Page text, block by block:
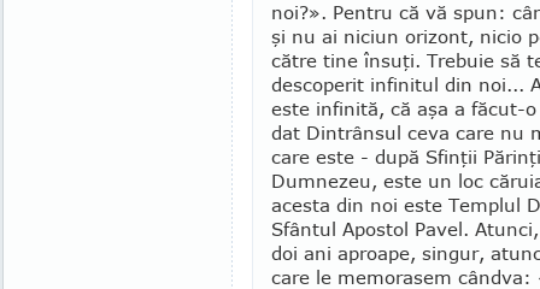
noi?». Pentru că vă spun:
şi nu ai niciun orizont, nicio
către tine însuţi. Trebuie să
descoperit infinitul din noi...
este infinită, că aşa a făcut-
dat Dintrânsul ceva care nu
care este - după Sfinţii
Dumnezeu, este un loc
acesta din noi este Templul
Sfântul Apostol Pavel.
doi ani aproape, singur,
care le memorasem